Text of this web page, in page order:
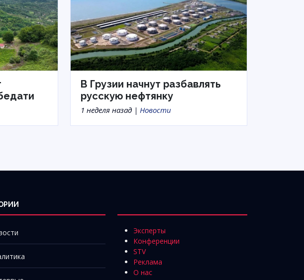
В Грузии начнут разбавлять
русскую нефтянку
1 неделя назад | Новости
Эксперты
Конференции
STV
Реклама
О нас